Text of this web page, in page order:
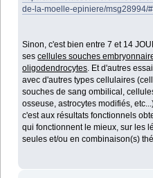
de-la-moelle-epiniere/msg28994/
Sinon, c'est bien entre 7 et 14
sescellules souches
oligodendrocytes. Et d'autres
avec d'autres types cellulaires
souches de sang ombilical,
osseuse, astrocytes modifiés,
c'est aux résultats fonctionnels
qui fonctionnent le mieux, sur les
seules et/ou en combinaison(s)